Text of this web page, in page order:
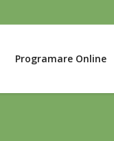
Programare Online